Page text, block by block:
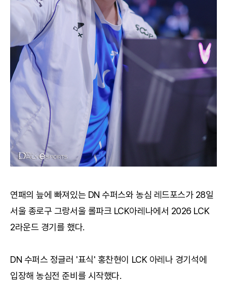
연패의 늪에 빠져있는 DN 수퍼스와 농심 레드포스가 28일
서울 종로구 그랑서울 롤파크 LCK아레나에서 2026 LCK
2라운드 경기를 했다.
DN 수퍼스 정글러 '표식' 홍찬현이 LCK 아레나 경기석에
입장해 농심전 준비를 시작했다.